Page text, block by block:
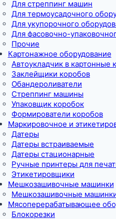
Для стреппинг машин
Для термоусадочного
Для укупорочного
Для фасовочно-
Прочие
Картонажное оборудование
Автоукладчик в картонные
Заклейщики коробов
Обандероливатели
Стреппинг машины
Упаковщик коробок
Формирователи коробов
Маркировочное и
Датеры
Датеры встраиваемые
Датеры стационарные
Ручные принтеры для
Этикетировщики
Мешкозашивочные машинки
Мешкозашивочные
Мясоперерабатывающее
Блокорезки